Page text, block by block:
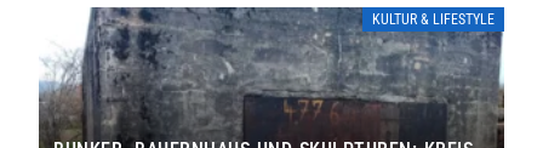
KULTUR & LIFESTYLE